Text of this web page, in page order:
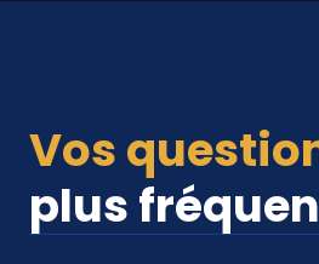
Vos
plus